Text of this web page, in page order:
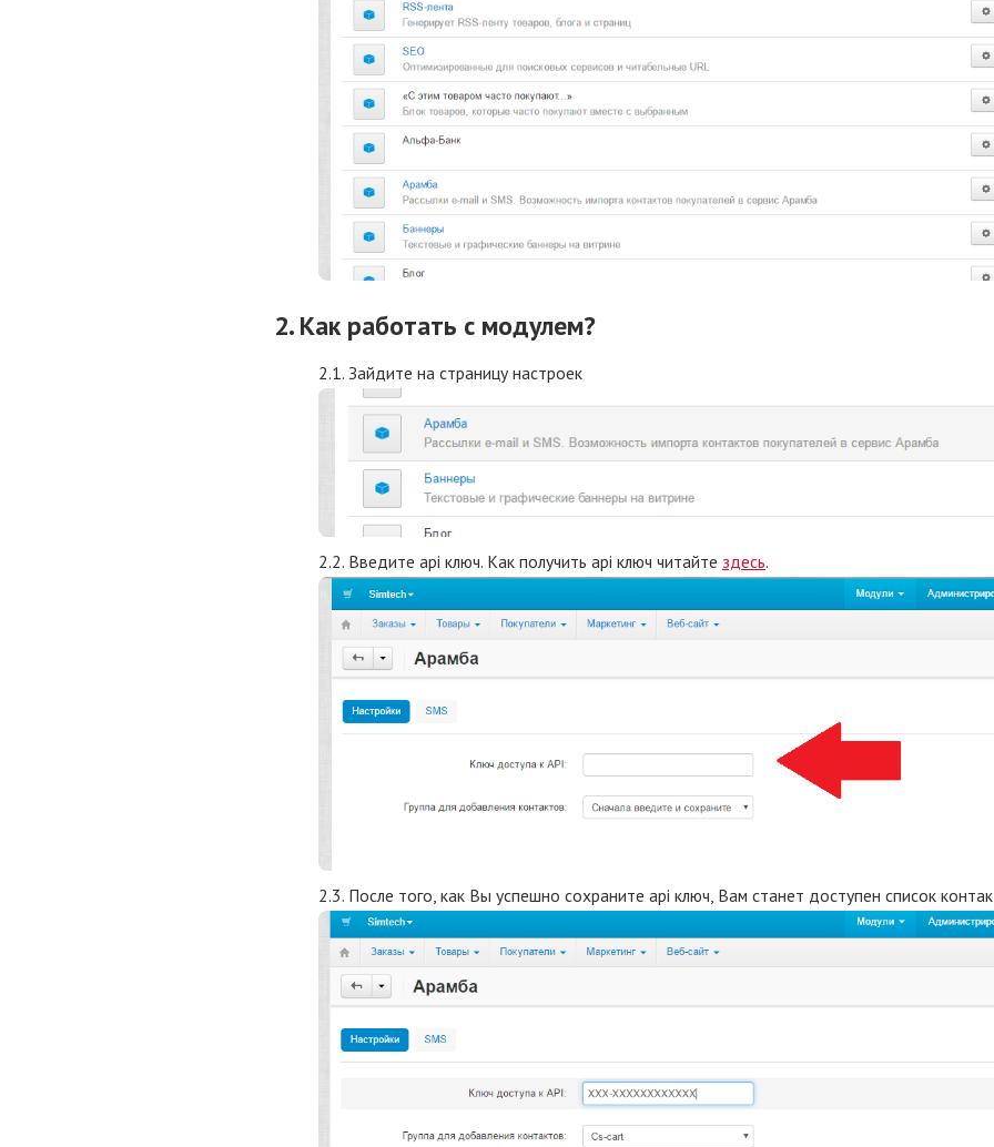
2. Как работать с модулем?
2.1. Зайдите на страницу настроек
2.2. Введите api ключ. Как получить api ключ читайте здесь.
2.3. После того, как Вы успешно сохраните api ключ, Вам станет доступен список